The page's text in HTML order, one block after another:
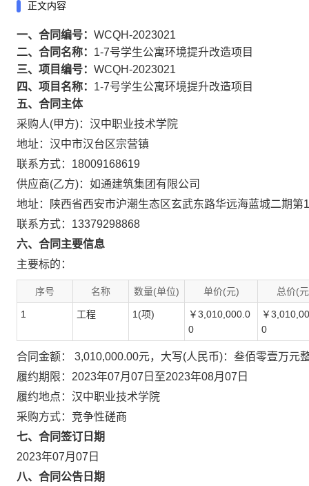
正文内容
一、合同编号： WCQH-2023021
二、合同名称： 1-7号学生公寓环境提升改造项目
三、项目编号： WCQH-2023021
四、项目名称： 1-7号学生公寓环境提升改造项目
五、合同主体
采购人(甲方)：汉中职业技术学院
地址：汉中市汉台区宗营镇
联系方式：18009168619
供应商(乙方)：如通建筑集团有限公司
地址：陕西省西安市沪潮生态区玄武东路华远海蓝城二期第
联系方式：13379298868
六、合同主要信息
主要标的：
序号 名称 数量(单位) 单价(元) 总价(
1 工程 1(项)
￥3,010,000.0
0
￥
0
合同金额： 3,010,000.00元，大写(人民币)：叁佰零壹万元
履约期限：2023年07月07日至2023年08月07日
履约地点：汉中职业技术学院
采购方式：竞争性磋商
七、合同签订日期
2023年07月07日
八、合同公告日期